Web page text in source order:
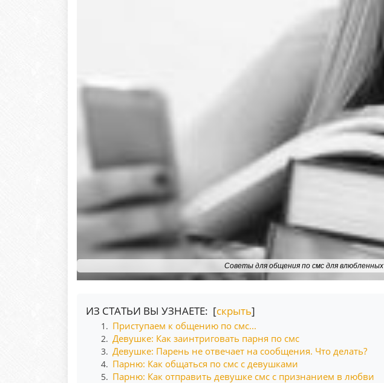
Советы для общения по смс для влюбленных
ИЗ СТАТЬИ ВЫ УЗНАЕТЕ: [скрыть]
1. Приступаем к общению по смс...
2. Девушке: Как заинтриговать парня по смс
3. Девушке: Парень не отвечает на сообщения. Что делать?
4. Парню: Как общаться по смс с девушками
5. Парню: Как отправить девушке смс с признанием в любви